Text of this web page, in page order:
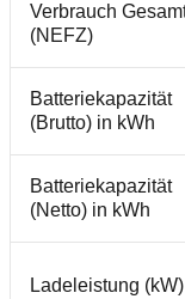
Verbrauch
(NEFZ)
Batteriekapazität
(Brutto) in kWh
Batteriekapazität
(Netto) in kWh
Ladeleistung (kW)